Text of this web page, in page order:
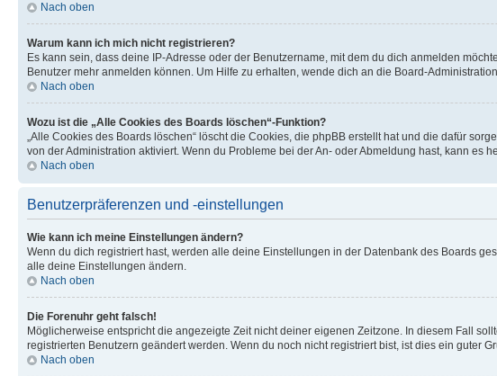
Nach oben
Warum kann ich mich nicht registrieren?
Es kann sein, dass deine IP-Adresse oder der Benutzername, mit dem du dich anmelden
Benutzer mehr anmelden können. Um Hilfe zu erhalten, wende dich an die Board-
Nach oben
Wozu ist die „Alle Cookies des Boards löschen“-Funktion?
„Alle Cookies des Boards löschen“ löscht die Cookies, die phpBB erstellt hat und die dafür
von der Administration aktiviert. Wenn du Probleme bei der An- oder Abmeldung hast, kann es
Nach oben
Benutzerpräferenzen und -einstellungen
Wie kann ich meine Einstellungen ändern?
Wenn du dich registriert hast, werden alle deine Einstellungen in der Datenbank des Boards
alle deine Einstellungen ändern.
Nach oben
Die Forenuhr geht falsch!
Möglicherweise entspricht die angezeigte Zeit nicht deiner eigenen Zeitzone. In diesem Fall
registrierten Benutzern geändert werden. Wenn du noch nicht registriert bist, ist dies ein guter
Nach oben